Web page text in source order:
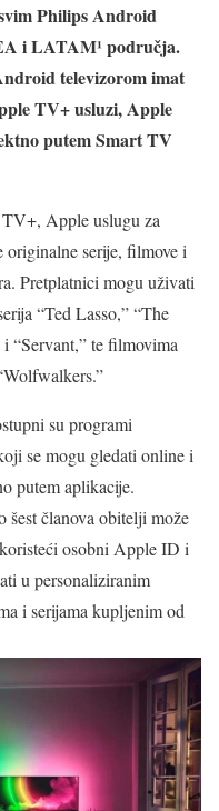
Philips Android
i LATAM¹ područja.
televizorom imat
TV+ usluzi, Apple
putem Smart TV
Apple uslugu za
serije, filmove i
Pretplatnici mogu uživati
“Ted Lasso,” “The
te filmovima
su programi
se mogu gledati online i
putem aplikacije.
članova obitelji može
osobni Apple ID i
u personaliziranim
i serijama kupljenim od